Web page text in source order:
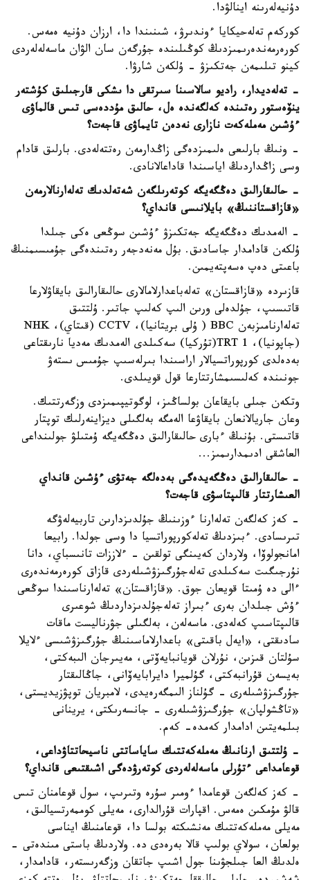
دۇنيەلەرىنە اينالۋدا.
كوركەم تەلەحيكايا ءوندىرۋ، شىنىندا دا، ارزان دۇنيە ەمەس.
كورەرمەندەرىمىزدىڭ كوڭىلىندە جۇرگەن سان الۋان ماسەلەلەردى
كينو تىلىمەن جەتكىزۋ - ۇلكەن شارۋا.
- تەلەديدار، راديو سالاسىنا سىرتقى دا ىشكى قارجىلىق كۇشتەر
ينۆەستور رەتىندە كەلگەندە ەل، حالىق مۇددەسى تىس قالماۋى
ءۇشىن مەملەكەت نازارى نەدەن تايماۋى قاجەت؟
- ونىڭ بارلىعى ەلىمىزدەگى زاڭدارمەن رەتتەلەدى. بارلىق قادام
وسى زاڭداردىڭ اياسىندا قاداعالانادى.
- حالىقارالىق دەڭگەيگە كوتەرىلگەن شەتەلدىك تەلەارنالارمەن
«قازاقستاننىڭ» بايلانىسى قانداي؟
- الەمدىك دەڭگەيگە جەتكىزۋ ءۇشىن سوڭعى ەكى جىلدا
ۇلكەن قادامدار جاسادىق. بۇل مەنەدجەر رەتىندەگى جۇمىسىمنىڭ
باعىتى دەپ ەسەپتەيمىن.
قازىردە «قازاقستان» تەلەباعدارلامالارى حالىقارالىق بايقاۋلارعا
قاتىسىپ، جۇلدەلى ورىن الىپ كەلىپ جاتىر. ۇلتتىق
تەلەارنامىزبەن BBC ( ۇلى بريتانيا)، CCTV (قىتاي)، NHK
(جاپونيا)، TRT 1(تۇركيا) سەكىلدى الەمدىك مەديا نارىقتاعى
بەدەلدى كورپوراتسيالار اراسىندا بىرلەسىپ جۇمىس ىستەۋ
جونىندە كەلىسىمشارتتارعا قول قويىلدى.
وتكەن جىلى بايقاعان بولساڭىز، لوگوتيپىمىزدى وزگەرتتىك.
وعان جاريالانعان بايقاۋعا الەمگە بەلگىلى ديزاينەرلىك توپتار
قاتىستى. بۇنىڭ ءبارى حالىقارالىق دەڭگەيگە ۇمتىلۋ جولىنداعى
العاشقى ادىمدارىمىز...
- حالىقارالىق دەڭگەيدەگى بەدەلگە جەتۋى ءۇشىن قانداي
العىشارتتار قالىپتاسۋى قاجەت؟
- كەز كەلگەن تەلەارنا ءوزىنىڭ جۇلدىزدارىن تاربيەلەۋگە
تىرىسادى. ءبىزدىڭ تەلەكورپوراتسيا دا وسى جولدا. رابيعا
امانجولوۆا، ولاردان كەيىنگى تولقىن - ءلاززات تانىسباي، دانا
نۇرجىگىت سەكىلدى تەلەجۇرگىزۋشىلەردى قازاق كورەرمەندەرى
ءالى دە ۇمىتا قويعان جوق. «قازاقستان» تەلەارناسىندا سوڭعى
ءۇش جىلدان بەرى ءبىراز تەلەجۇلدىزداردىڭ شوعىرى
قالىپتاسىپ كەلەدى. ماسەلەن، بەلگىلى جۋرناليست ماقات
سادىقتى، «ايەل باقىتى» باعدارلاماسىنىڭ جۇرگىزۋشىسى ءلايلا
سۇلتان قىزىن، نۇرلان قويانبايەۆتى، مەيىرجان الىبەكتى،
بەيسەن قۇرانبەكتى، گۇلميرا دايرابايەۆانى، جاڭالىقتار
جۇرگىزۋشىلەرى - گۇلناز الىمگەرەيدى، لامبريان توپۋزيديستى،
«تاڭشولپان» جۇرگىزۋشىلەرى - جانسەرىكتى، يرينانى
بىلمەيتىن ادامدار كەمدە- كەم.
- ۇلتتىق ارنانىڭ مەملەكەتتىك ساياساتتى ناسيحاتتاۋداعى،
قوعامداعى ءتۇرلى ماسەلەلەردى كوتەرۋدەگى اشىقتىعى قانداي؟
- كەز كەلگەن قوعامدا ءومىر سۇرە وتىرىپ، سول قوعامنان تىس
قالۋ مۇمكىن ەمەس. اقپارات قۇرالدارى، مەيلى كوممەرتسيالىق،
مەيلى مەملەكەتتىك مەنشىكتە بولسا دا، قوعامنىڭ ايناسى
بولعان، سولاي بولىپ قالا بەرەدى دە. ولاردىڭ باستى مىندەتى -
ەلدىڭ العا جىلجۋىنا جول اشىپ جاتقان وزگەرىستەر، قادامدار،